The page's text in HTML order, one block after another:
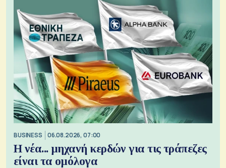
BUSINESS 06.08.2026, 07:00
Η νέα... μηχανή κερδών για τις τράπεζες
είναι τα ομόλογα